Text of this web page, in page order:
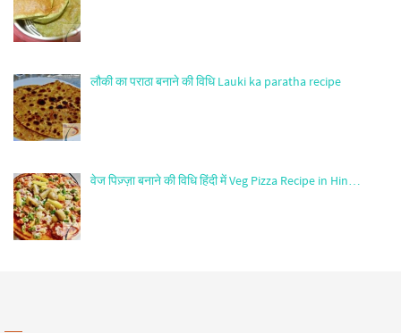
लौकी का पराठा बनाने की विधि Lauki ka paratha recipe
वेज पिज़्ज़ा बनाने की विधि हिंदी में Veg Pizza Recipe in Hin…